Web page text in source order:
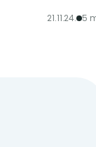
21.11.24. 5